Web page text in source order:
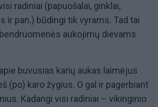
radiniai (papuošalai, ginklai,
ir pan.) būdingi tik vyrams. Tad tai
aukojimų dievams
buvusias karių aukas laimėjus
(po) karo žygius. O gal ir pagerbiant
Kadangi visi radiniai – vikinginio